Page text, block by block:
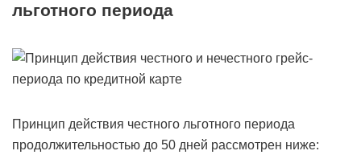
льготного периода
Принцип действия честного льготного периода
продолжительностью до 50 дней рассмотрен ниже: